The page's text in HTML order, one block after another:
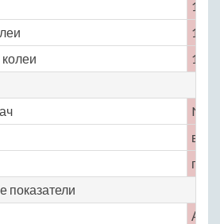
1640
1420
1425
No
показатели
АИ-